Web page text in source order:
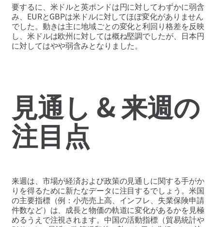
要するに、米ドルと英ポンドは円に対してわずかに弱含
み、EURとGBPは米ドルに対してほぼ変化がありません
でした。動きは主に地域ごとの変化と利回り格差を反映
し、米ドルは欧州に対しては概ね堅調でしたが、日本円
に対してはやや弱含みとなりました。
見通し & 来週の
注目点
来週は、市場が経済および政策の見通しに関する手がか
りを得るために新たなデータに注目するでしょう。米国
の主要指標（例：小売売上高、インフレ、失業保険申請
件数など）は、成長と物価の軌道に変化があるかを見極
めるうえで注視されます。中国の活動指標（貿易統計や